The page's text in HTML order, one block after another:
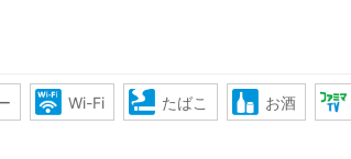
Wi-Fi たばこ お酒